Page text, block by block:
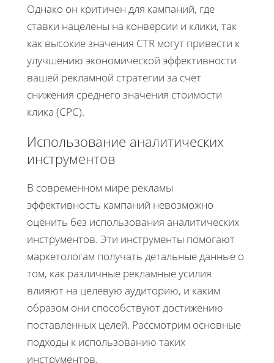
Однако он критичен для кампаний, где
ставки нацелены на конверсии и клики, так
как высокие значения CTR могут привести к
улучшению экономической эффективности
вашей рекламной стратегии за счет
снижения среднего значения стоимости
клика (CPC).
Использование аналитических
инструментов
В современном мире рекламы
эффективность кампаний невозможно
оценить без использования аналитических
инструментов. Эти инструменты помогают
маркетологам получать детальные данные о
том, как различные рекламные усилия
влияют на целевую аудиторию, и каким
образом они способствуют достижению
поставленных целей. Рассмотрим основные
подходы к использованию таких
инструментов.